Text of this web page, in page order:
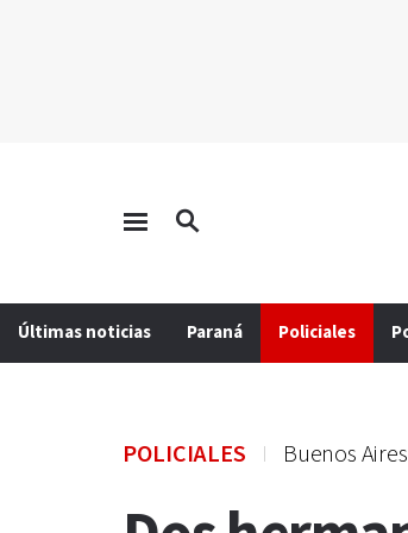
Últimas noticias Paraná Policiales
POLICIALES Buenos Aires